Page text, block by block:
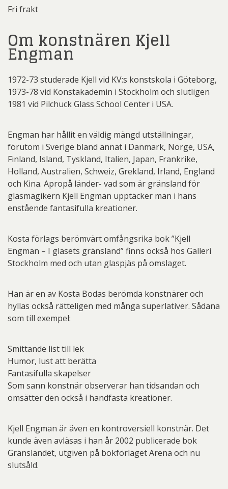
Fri frakt
Om konstnären Kjell
Engman
1972-73 studerade Kjell vid KV:s konstskola i Göteborg,
1973-78 vid Konstakademin i Stockholm och slutligen
1981 vid Pilchuck Glass School Center i USA.
Engman har hållit en väldig mängd utställningar,
förutom i Sverige bland annat i Danmark, Norge, USA,
Finland, Island, Tyskland, Italien, Japan, Frankrike,
Holland, Australien, Schweiz, Grekland, Irland, England
och Kina. Apropå länder- vad som är gränsland för
glasmagikern Kjell Engman upptäcker man i hans
enstående fantasifulla kreationer.
Kosta förlags berömvärt omfångsrika bok ”Kjell
Engman – I glasets gränsland” finns också hos Galleri
Stockholm med och utan glaspjäs på omslaget.
Han är en av Kosta Bodas berömda konstnärer och
hyllas också rätteligen med många superlativer. Sådana
som till exempel:
Smittande list till lek
Humor, lust att berätta
Fantasifulla skapelser
Som sann konstnär observerar han tidsandan och
omsätter den också i handfasta kreationer.
Kjell Engman är även en kontroversiell konstnär. Det
kunde även avläsas i han år 2002 publicerade bok
Gränslandet, utgiven på bokförlaget Arena och nu
slutsåld.